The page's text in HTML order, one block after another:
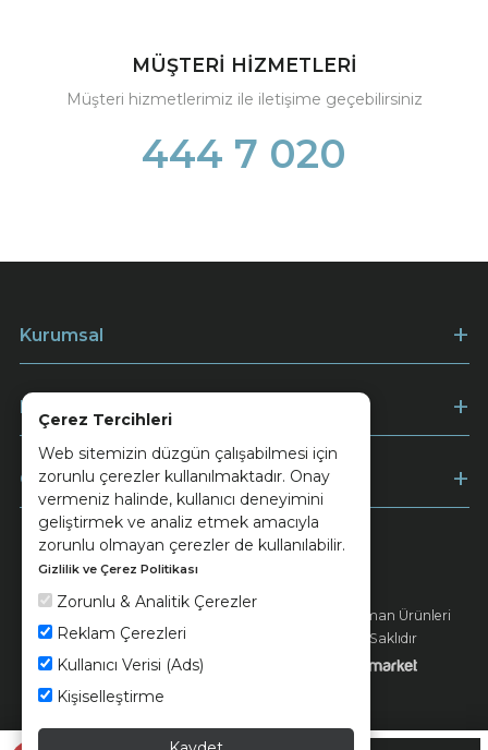
Çerez Tercihleri
Web sitemizin düzgün çalışabilmesi için
zorunlu çerezler kullanılmaktadır. Onay
vermeniz halinde, kullanıcı deneyimini
geliştirmek ve analiz etmek amacıyla
zorunlu olmayan çerezler de kullanılabilir.
Gizlilik ve Çerez Politikası
Zorunlu & Analitik Çerezler
Reklam Çerezleri
Kullanıcı Verisi (Ads)
Kişiselleştirme
MÜŞTERİ HİZMETLERİ
Müşteri hizmetlerimiz ile iletişime geçebilirsiniz
444 7 020
Kurumsal
Müşteri Hizmetleri
Ödeme
Keramika Kvkk ve Çerez Politikası
© 2026 Ünsa Madencilik Turizm Enerji Seramik Orman Ürünleri
Elektrik Üretim San. ve Tic. A.Ş. - Tüm Hakları Saklıdır